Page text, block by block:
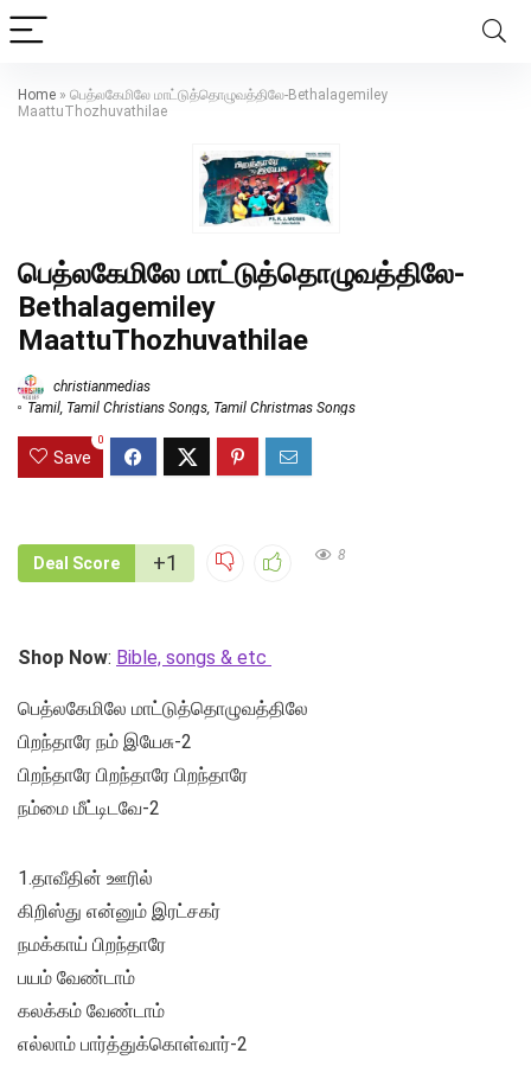
Home » பெத்லகேமிலே மாட்டுத்தொழுவத்திலே-Bethalagemiley
MaattuThozhuvathilae
பெத்லகேமிலே மாட்டுத்தொழுவத்திலே-
Bethalagemiley
MaattuThozhuvathilae
christianmedias
Tamil Tamil Christians Songs Tamil Christmas Songs
Save
0
Deal Score +1 8
Shop Now: Bible, songs & etc
பெத்லகேமிலே மாட்டுத்தொழுவத்திலே
பிறந்தாரே நம் இயேசு-2
பிறந்தாரே பிறந்தாரே பிறந்தாரே
நம்மை மீட்டிடவே-2
1.தாவீதின் ஊரில்
கிறிஸ்து என்னும் இரட்சகர்
நமக்காய் பிறந்தாரே
பயம் வேண்டாம்
கலக்கம் வேண்டாம்
எல்லாம் பார்த்துக்கொள்வார்-2